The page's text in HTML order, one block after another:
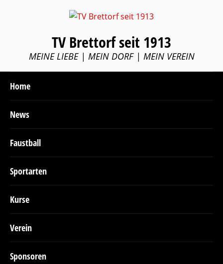
TV Brettorf seit 1913
MEINE LIEBE | MEIN DORF | MEIN VEREIN
Home
News
Faustball
Sportarten
Kurse
Verein
Sponsoren